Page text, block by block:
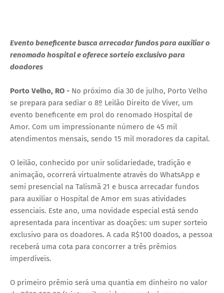
Evento beneficente busca arrecadar fundos para auxiliar o
renomado hospital e oferece sorteio exclusivo para
doadores
Porto Velho, RO - No próximo dia 30 de julho, Porto Velho
se prepara para sediar o 8º Leilão Direito de Viver, um
evento beneficente em prol do renomado Hospital de
Amor. Com um impressionante número de 45 mil
atendimentos mensais, sendo 15 mil moradores da capital.
O leilão, conhecido por unir solidariedade, tradição e
animação, ocorrerá virtualmente através do WhatsApp e
semi presencial na Talismã 21 e busca arrecadar fundos
para auxiliar o Hospital de Amor em suas atividades
essenciais. Este ano, uma novidade especial está sendo
apresentada para incentivar as doações: um super sorteio
exclusivo para os doadores. A cada R$100 doados, a pessoa
receberá uma cota para concorrer a três prêmios
imperdíveis.
O primeiro prêmio será uma quantia em dinheiro no valor